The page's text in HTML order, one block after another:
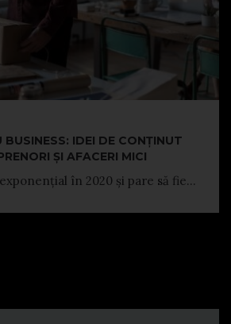
IDEI DE CONȚINUT
ȘI AFACERI MICI
în 2020 și pare să fie...